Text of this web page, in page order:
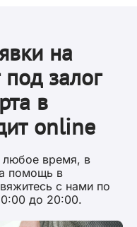
на
залог
в
online
любое время, в
помощь в
с нами по
до 20:00.